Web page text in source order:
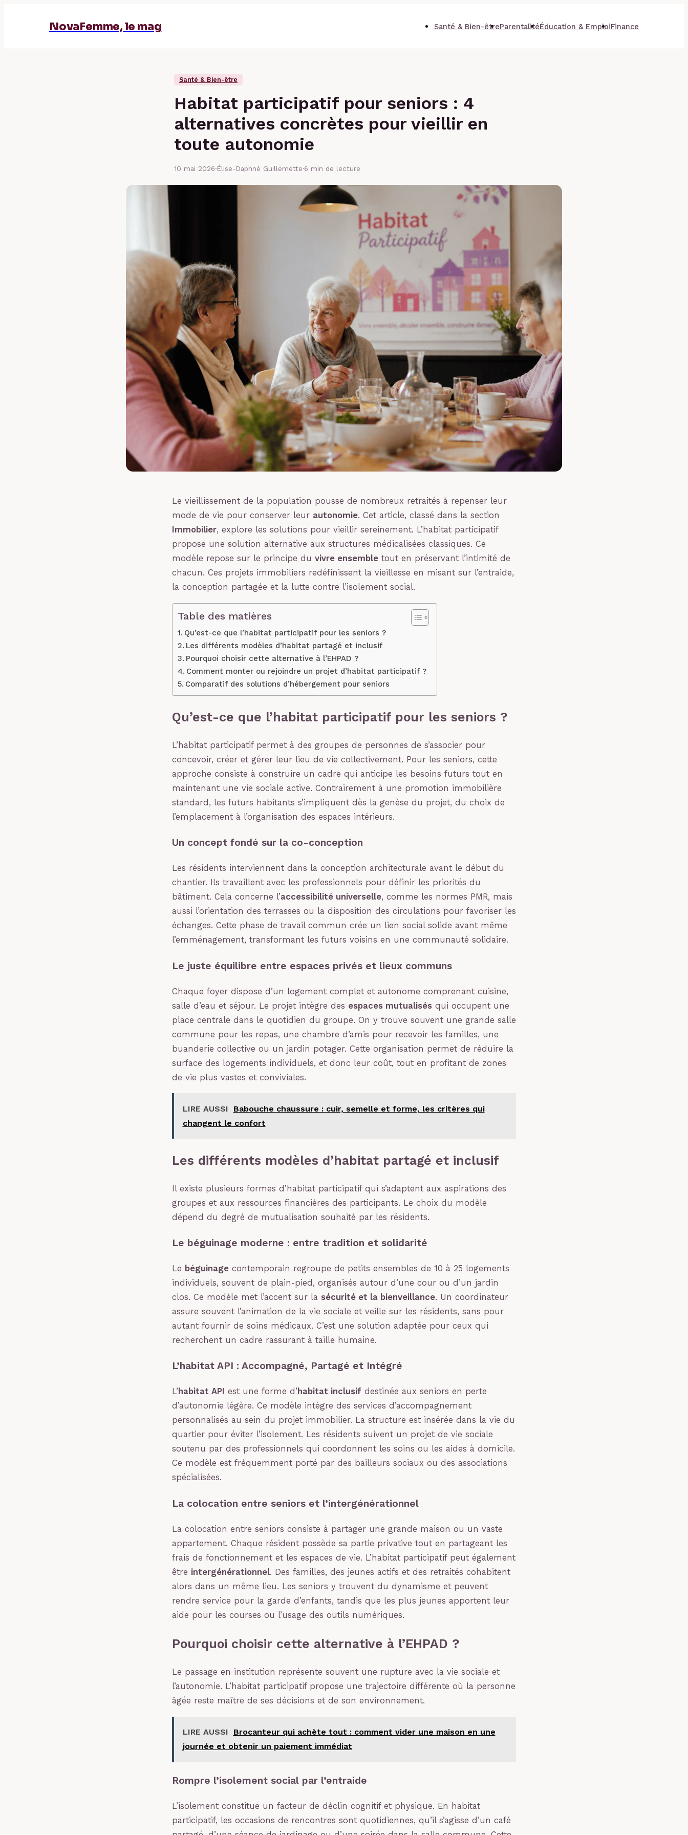
NovaFemme, le mag Santé & Bien-êtreParentalitéÉducation & EmploiFinance
Santé & Bien-être
Habitat participatif pour seniors : 4
alternatives concrètes pour vieillir en
toute autonomie
10 mai 2026·Élise-Daphné Guillemette·6 min de lecture
Le vieillissement de la population pousse de nombreux retraités à repenser leur
mode de vie pour conserver leur autonomie. Cet article, classé dans la section
Immobilier, explore les solutions pour vieillir sereinement. L’habitat participatif
propose une solution alternative aux structures médicalisées classiques. Ce
modèle repose sur le principe du vivre ensemble tout en préservant l’intimité de
chacun. Ces projets immobiliers redéfinissent la vieillesse en misant sur l’entraide,
la conception partagée et la lutte contre l’isolement social.
Table des matières
Qu’est-ce que l’habitat participatif pour les seniors ?
Les différents modèles d’habitat partagé et inclusif
Pourquoi choisir cette alternative à l’EHPAD ?
Comment monter ou rejoindre un projet d’habitat participatif ?
Comparatif des solutions d’hébergement pour seniors
Qu’est-ce que l’habitat participatif pour les seniors ?
L’habitat participatif permet à des groupes de personnes de s’associer pour
concevoir, créer et gérer leur lieu de vie collectivement. Pour les seniors, cette
approche consiste à construire un cadre qui anticipe les besoins futurs tout en
maintenant une vie sociale active. Contrairement à une promotion immobilière
standard, les futurs habitants s’impliquent dès la genèse du projet, du choix de
l’emplacement à l’organisation des espaces intérieurs.
Un concept fondé sur la co-conception
Les résidents interviennent dans la conception architecturale avant le début du
chantier. Ils travaillent avec les professionnels pour définir les priorités du
bâtiment. Cela concerne l’accessibilité universelle, comme les normes PMR, mais
aussi l’orientation des terrasses ou la disposition des circulations pour favoriser les
échanges. Cette phase de travail commun crée un lien social solide avant même
l’emménagement, transformant les futurs voisins en une communauté solidaire.
Le juste équilibre entre espaces privés et lieux communs
Chaque foyer dispose d’un logement complet et autonome comprenant cuisine,
salle d’eau et séjour. Le projet intègre des espaces mutualisés qui occupent une
place centrale dans le quotidien du groupe. On y trouve souvent une grande salle
commune pour les repas, une chambre d’amis pour recevoir les familles, une
buanderie collective ou un jardin potager. Cette organisation permet de réduire la
surface des logements individuels, et donc leur coût, tout en profitant de zones
de vie plus vastes et conviviales.
LIRE AUSSI
Babouche chaussure : cuir, semelle et forme, les critères qui
changent le confort
Les différents modèles d’habitat partagé et inclusif
Il existe plusieurs formes d’habitat participatif qui s’adaptent aux aspirations des
groupes et aux ressources financières des participants. Le choix du modèle
dépend du degré de mutualisation souhaité par les résidents.
Le béguinage moderne : entre tradition et solidarité
Le béguinage contemporain regroupe de petits ensembles de 10 à 25 logements
individuels, souvent de plain-pied, organisés autour d’une cour ou d’un jardin
clos. Ce modèle met l’accent sur la sécurité et la bienveillance. Un coordinateur
assure souvent l’animation de la vie sociale et veille sur les résidents, sans pour
autant fournir de soins médicaux. C’est une solution adaptée pour ceux qui
recherchent un cadre rassurant à taille humaine.
L’habitat API : Accompagné, Partagé et Intégré
L’ habitat API est une forme d’ habitat inclusif destinée aux seniors en perte
d’autonomie légère. Ce modèle intègre des services d’accompagnement
personnalisés au sein du projet immobilier. La structure est insérée dans la vie du
quartier pour éviter l’isolement. Les résidents suivent un projet de vie sociale
soutenu par des professionnels qui coordonnent les soins ou les aides à domicile.
Ce modèle est fréquemment porté par des bailleurs sociaux ou des associations
spécialisées.
La colocation entre seniors et l’intergénérationnel
La colocation entre seniors consiste à partager une grande maison ou un vaste
appartement. Chaque résident possède sa partie privative tout en partageant les
frais de fonctionnement et les espaces de vie. L’habitat participatif peut également
être intergénérationnel. Des familles, des jeunes actifs et des retraités cohabitent
alors dans un même lieu. Les seniors y trouvent du dynamisme et peuvent
rendre service pour la garde d’enfants, tandis que les plus jeunes apportent leur
aide pour les courses ou l’usage des outils numériques.
Pourquoi choisir cette alternative à l’EHPAD ?
Le passage en institution représente souvent une rupture avec la vie sociale et
l’autonomie. L’habitat participatif propose une trajectoire différente où la personne
âgée reste maître de ses décisions et de son environnement.
LIRE AUSSI
Brocanteur qui achète tout : comment vider une maison en une
journée et obtenir un paiement immédiat
Rompre l’isolement social par l’entraide
L’isolement constitue un facteur de déclin cognitif et physique. En habitat
participatif, les occasions de rencontres sont quotidiennes, qu’il s’agisse d’un café